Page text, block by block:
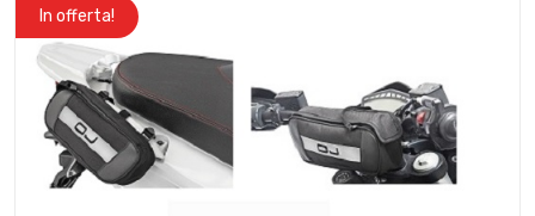
In offerta!